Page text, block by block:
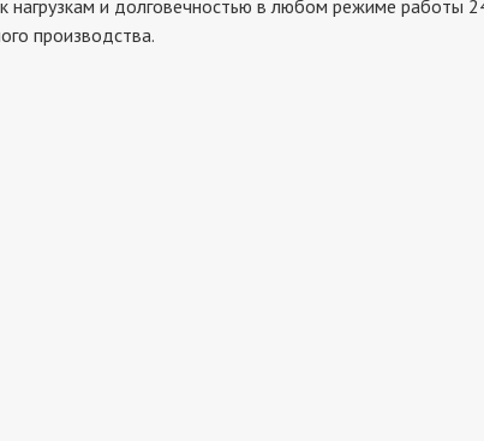
нагрузкам и долговечностью в любом режиме работы
производства.